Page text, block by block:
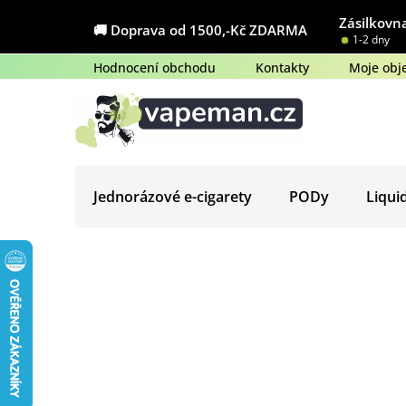
obsah
🚚 Doprava od 1500,-Kč ZDARMA
1-2 dny
Hodnocení obchodu Kontakty Moje
Jednorázové e-cigarety PODy